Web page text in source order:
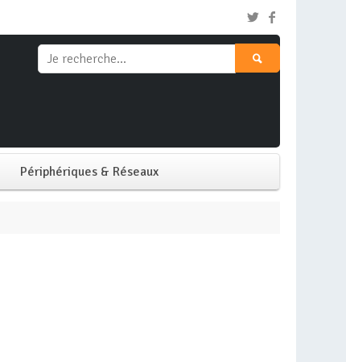
Périphériques & Réseaux